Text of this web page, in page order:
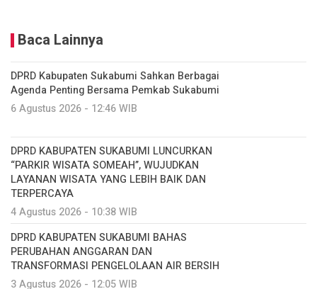
Baca Lainnya
DPRD Kabupaten Sukabumi Sahkan Berbagai
Agenda Penting Bersama Pemkab Sukabumi
6 Agustus 2026 - 12:46 WIB
DPRD KABUPATEN SUKABUMI LUNCURKAN
“PARKIR WISATA SOMEAH”, WUJUDKAN
LAYANAN WISATA YANG LEBIH BAIK DAN
TERPERCAYA
4 Agustus 2026 - 10:38 WIB
DPRD KABUPATEN SUKABUMI BAHAS
PERUBAHAN ANGGARAN DAN
TRANSFORMASI PENGELOLAAN AIR BERSIH
3 Agustus 2026 - 12:05 WIB